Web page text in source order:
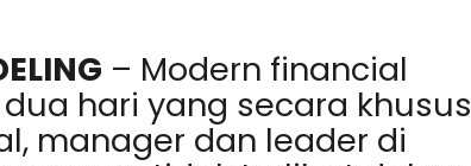
– Modern financial
hari yang secara khusus
manager dan leader di